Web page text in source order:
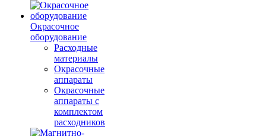
Окрасочное
оборудование
Расходные
материалы
Окрасочные
аппараты
Окрасочные
аппараты с
комплектом
расходников